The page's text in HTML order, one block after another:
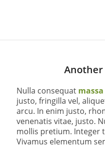
Another
Nulla consequat massa
justo, fringilla vel,
arcu. In enim justo,
venenatis vitae, justo.
mollis pretium. Integer
Vivamus elementum